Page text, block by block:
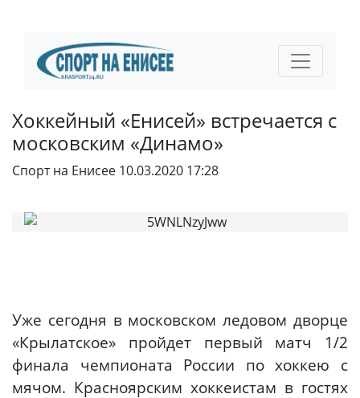
Хоккейный «Енисей» встречается с
московским «Динамо»
Спорт на Енисее 10.03.2020 17:28
Уже сегодня в московском ледовом дворце
«Крылатское» пройдет первый матч 1/2
финала чемпионата России по хоккею с
мячом. Красноярским хоккеистам в гостях